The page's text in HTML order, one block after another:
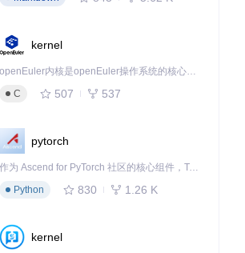
kernel
openEuler内核是openEuler操作系统的核心，既是系统性能与稳定性的基石，也是连接处理器、设备与服务的桥梁。
C
507 537
pytorch
作为 Ascend for PyTorch 社区的核心组件，TorchNPU 是昇腾专为 PyTorch 打造的深度学习适配插件，使 PyTorch 框架能够直接调用昇腾 NPU，为开发者提供昇腾 AI 处理器的超强算力。
Python
830 1.26 K
kernel